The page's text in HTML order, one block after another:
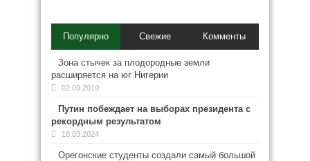
Популярно Свежие Комменты
Зона стычек за плодородные земли
расширяется на юг Нигерии
02.09.2019
Путин побеждает на выборах президента с
рекордным результатом
18.03.2024
Орегонские студенты создали самый большой